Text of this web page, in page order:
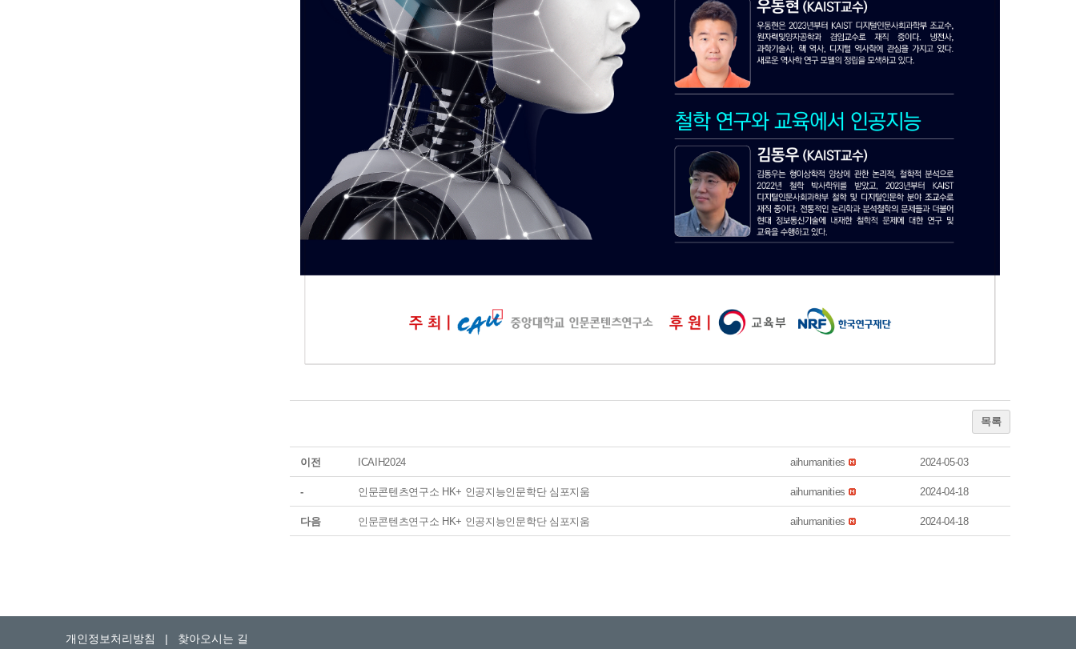
목록
이전 ICAIH2024 aihumanities 2024-05-03
- 인문콘텐츠연구소 HK+ 인공지능인문학단 심포지움 aihumanities 2024-04-18
다음 인문콘텐츠연구소 HK+ 인공지능인문학단 심포지움 aihumanities 2024-04-18
개인정보처리방침 | 찾아오시는 길